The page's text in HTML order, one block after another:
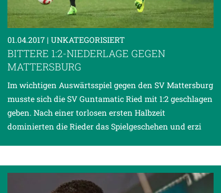
01.04.2017 | UNKATEGORISIERT
BITTERE 1:2-NIEDERLAGE GEGEN
MATTERSBURG
Im wichtigen Auswärtsspiel gegen den SV Mattersburg
musste sich die SV Guntamatic Ried mit 1:2 geschlagen
geben. Nach einer torlosen ersten Halbzeit
dominierten die Rieder das Spielgeschehen und erzi